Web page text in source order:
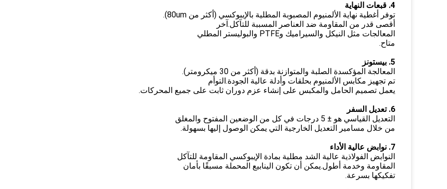
4. قبعات النهاية
توفر أغطية نهاية الألمنيوم المصبوبة المطلية بالإيبوكسي (أكثر من 80um).
أقصى قدر من المقاومة ضد العناصر المسببة للتآكل.آخر
المعالجات مثل النيكل والسيراميك وPTFE والبوليستر المطلي
متاح.
5. بيستونز
المعالجة المؤكسدة الصلبة والمتوازنة بدقة (أكثر من 30 ميكرومتر).
تم تجهيز مكابس الألمنيوم بحلقات وأدلة عالية الجودة.التوأم
يعمل تصميم الحامل والمكبس على إنشاء عزم دوران ثابت على جميع المحركات.
6. تعديل السفر
التعديل القياسي هو ± 5 درجات في كل من الوضعين المفتوح والمغلق
من خلال مسامير التعديل الخارجية التي يمكن الوصول إليها بسهولة.
7. نوابض عالية الأداء
النوابض الفولاذية عالية الشد مطلية بمادة الإيبوكسي المقاومة للتآكل
المقاومة وخدمة أطول.يمكن أن تكون الينابيع المحملة مسبقًا بأمان
تفكيكها بسرعة.